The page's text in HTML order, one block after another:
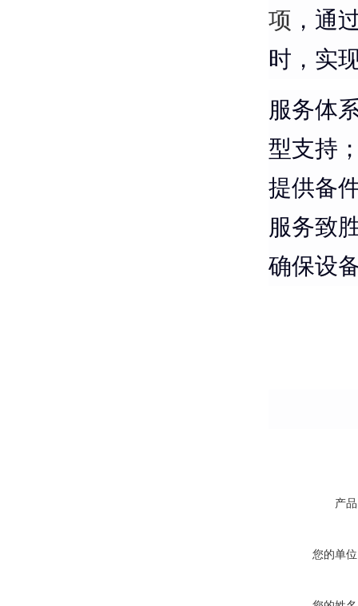
项 ，通
时，实
服务体
型支持
提供备
服务致
确保设
产
您的单